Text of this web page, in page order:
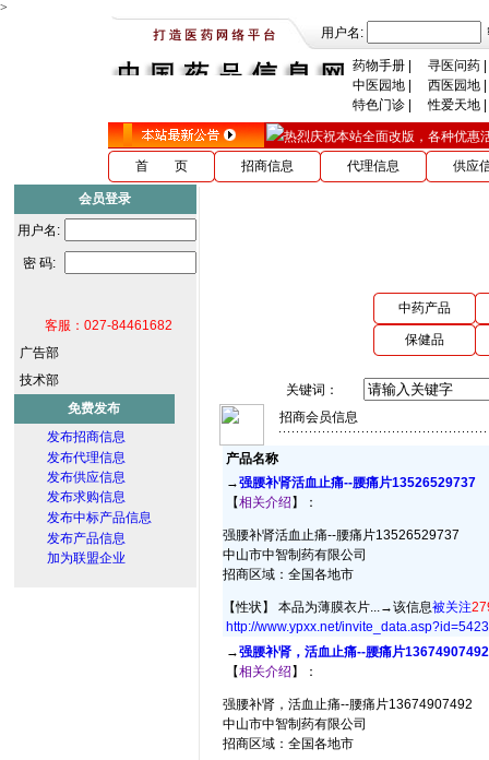
>
用户名:
药物手册 寻医问药
中医园地
西医园地
特色门诊| 性爱天地|
热烈庆祝本站全面改版，各种优惠
首 页
招商信息 代理信息 供应
会员登录
用户名:
密 码:
客服：027-84461682
广告部
技术部
免费发布
发布招商信息
发布代理信息
发布供应信息
发布求购信息
发布中标产品信息
发布产品信息
加为联盟企业
中药产品
保健品
关键词：
招商会员信息
产品名称
→强腰补肾活血止痛--腰痛片13526529737
【相关介绍 】：
强腰补肾活血止痛--腰痛片13526529737
中山市中智制药有限公司
招商区域：全国各地市
【性状】 本品为薄膜衣片...→该信息被关注
http://www.ypxx.net/invite_data.asp?id=
→强腰补肾，活血止痛--腰痛片13674907492
【相关介绍 】：
强腰补肾，活血止痛--腰痛片13674907492
中山市中智制药有限公司
招商区域：全国各地市